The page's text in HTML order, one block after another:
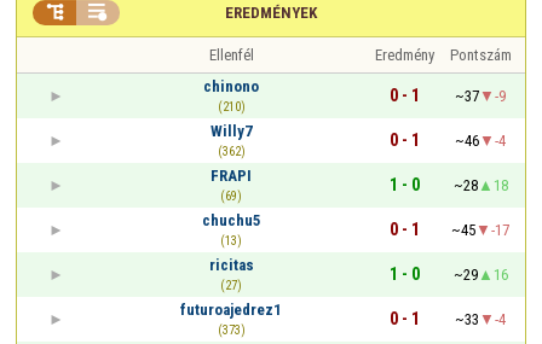
EREDMÉNYEK
 
Ellenfél Eredmény
Pontszám
chinono
(210)
0 - 1 ~37
-9
Willy7
(362)
0 - 1 ~46
-4
FRAPI
(69)
1 - 0 ~28
18
chuchu5
(13)
0 - 1 ~45
-17
ricitas
(27)
1 - 0 ~29
16
futuroajedrez1
(373)
0 - 1 ~33 -4